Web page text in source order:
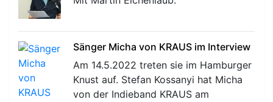
Sänger Micha von KRAUS im Interview
Am 14.5.2022 treten sie im Hamburger
Knust auf. Stefan Kossanyi hat Micha
von der Indieband KRAUS am